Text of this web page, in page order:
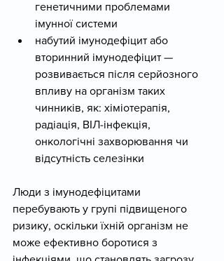
генетичними проблемами
імунної системи
набутий імунодефіцит або
вторинний імунодефіцит —
розвивається після серйозного
впливу на організм таких
чинників, як: хіміотерапія,
радіація, ВІЛ-інфекція,
онкологічні захворювання чи
відсутність селезінки
Люди з імунодефіцитами
перебувають у групі підвищеного
ризику, оскільки їхній організм не
може ефективно боротися з